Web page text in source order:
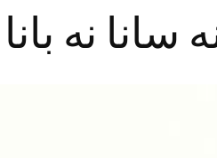
نه بانا